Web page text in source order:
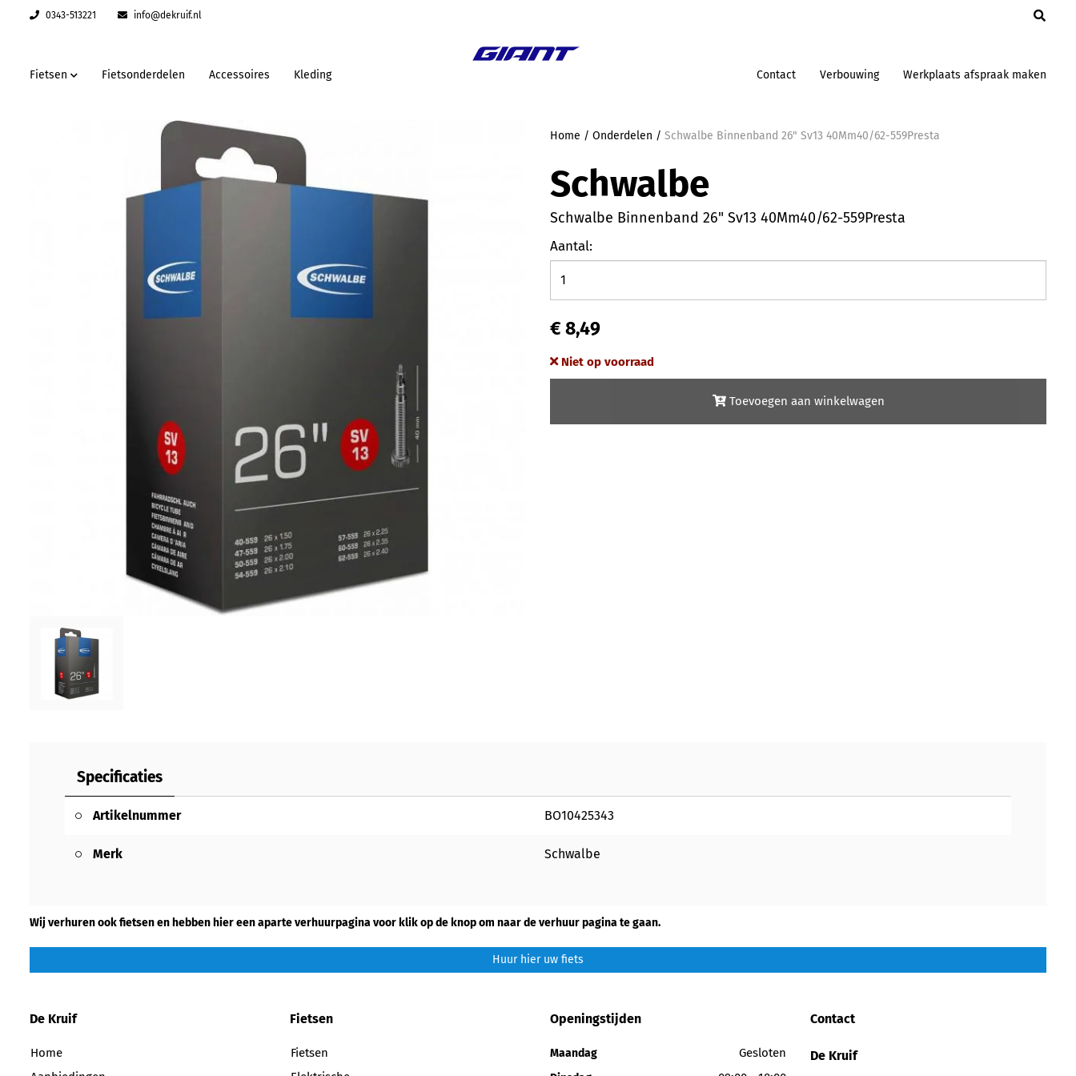
0343-513221 info@dekruif.nl
Fietsen Fietsonderdelen Accessoires Kleding Contact Verbouwing Werkplaats afspraak maken
Home / Onderdelen / Schwalbe Binnenband 26" Sv13 40Mm40/62-559Presta
Schwalbe
Schwalbe Binnenband 26" Sv13 40Mm40/62-559Presta
Aantal:
€ 8,49
Niet op voorraad
Toevoegen aan winkelwagen
Specificaties
Artikelnummer BO10425343
Merk Schwalbe
Wij verhuren ook fietsen en hebben hier een aparte verhuurpagina voor klik op de knop om naar de verhuur pagina te gaan.
Huur hier uw fiets
De Kruif
Home
Fietsen
Fietsen
Openingstijden
Maandag Gesloten
Contact
De Kruif